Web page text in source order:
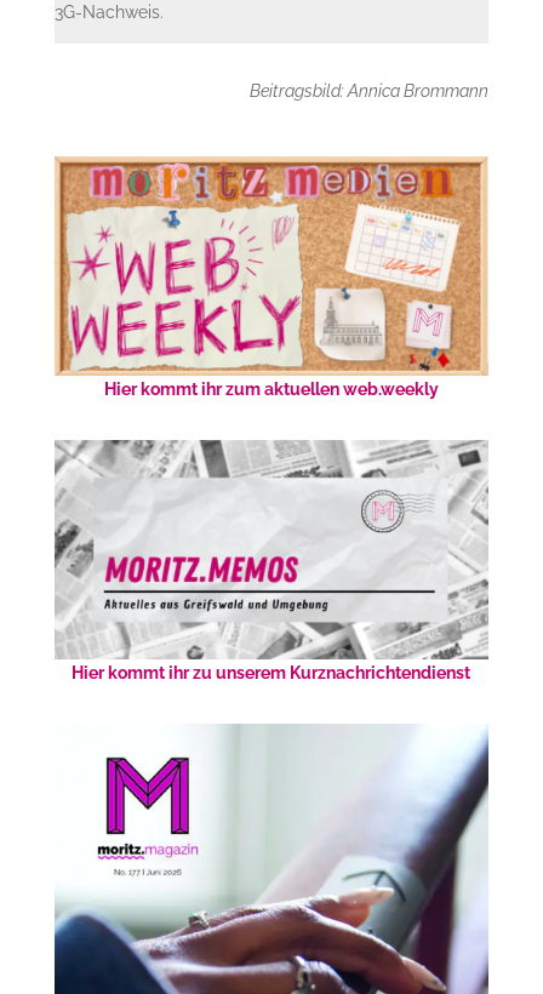
3G-Nachweis.
Beitragsbild: Annica Brommann
Hier kommt ihr zum aktuellen web.weekly
Hier kommt ihr zu unserem Kurznachrichtendienst